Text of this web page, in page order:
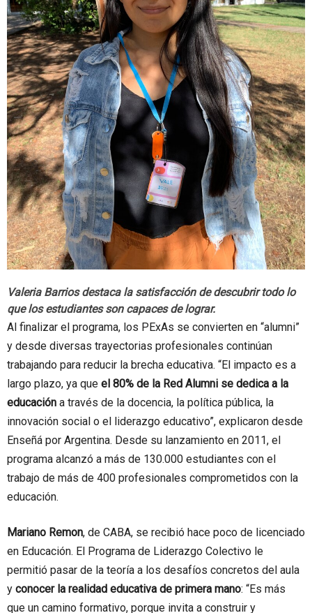
Valeria Barrios destaca la satisfacción de descubrir todo lo
que los estudiantes son capaces de lograr.
Al finalizar el programa, los PExAs se convierten en “alumni”
y desde diversas trayectorias profesionales continúan
trabajando para reducir la brecha educativa. “El impacto es a
largo plazo, ya que el 80% de la Red Alumni se dedica a la
educación a través de la docencia, la política pública, la
innovación social o el liderazgo educativo”, explicaron desde
Enseñá por Argentina. Desde su lanzamiento en 2011, el
programa alcanzó a más de 130.000 estudiantes con el
trabajo de más de 400 profesionales comprometidos con la
educación.
Mariano Remon, de CABA, se recibió hace poco de licenciado
en Educación. El Programa de Liderazgo Colectivo le
permitió pasar de la teoría a los desafíos concretos del aula
y conocer la realidad educativa de primera mano: “Es más
que un camino formativo, porque invita a construir y